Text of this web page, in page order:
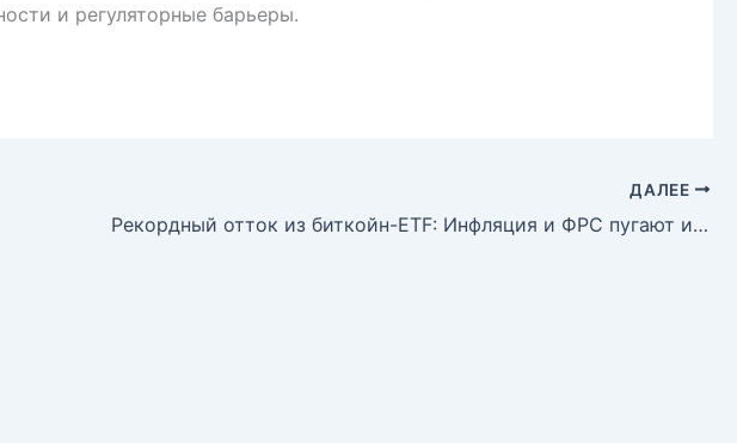
и регуляторные барьеры.
ДАЛЕЕ
Рекордный отток из биткойн-ETF: Инфляция и ФРС пугают инвесторов